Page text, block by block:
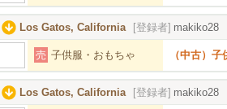
Los Gatos, California [登録者] makiko28
売 子供服・おもちゃ （中古）
Los Gatos, California [登録者] makiko28